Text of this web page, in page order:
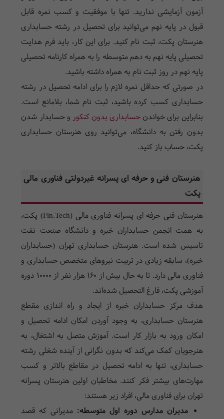
آزمون آزمایشی ندارید. تنها با موفقیت و کسب نمره قابل
قبول در پایه نهم می‌توانید برای تحصیل در رشته حسابداری
هنرستان پکت، ثبت نام کنید. برای این کار، باید فرم هدایت
تحصیلی پایه نهم به دهم متوسطه را به همراه کارنامه تحصیلی
پایه نهم در روز ثبت نام به همراه داشته باشید.
در صورتی که حداقل نمره لازم را برای ادامه تحصیل در رشته
حسابداری کسب کرده باشید، ثبت نام شما، بلامانع است.
بنابراین برای خواندن حسابداری بدون کنکور و حسابدار شدن
بدون رفتن به دانشگاه، می‌توانید روی هنرستان حسابداری
پکت، حساب باز کنید.
هنرستان فنی و حرفه ای پسرانه غیردولتی فناوری مالی
پکت
هنرستان فنی حرفه ای پسرانه فناوری مالی (Fin.Tech) پکت،
به همت انجمن حسابداران خبره و دانشگاه صنعت نفت
تاسیس شده است. هنرستان حسابداری تهران (حسابداران
خبره)، سابقه زیادی در تربیت نیروهای متخصص حسابداری و
فناوری مالی دارد. تا به حال بیش از ۱۶۰ هزار نفر از 10000 دوره
آموزشی پکت، فارغ التحصیل شده‌اند.
هدف مرکز حسابداران خبره از ایجاد و راه اندازی مقطع
هنرستان حسابداری، به وجود آوردن امکان ادامه تحصیل و
امکان ورود به بازار کار است. آموزش متصل به اشتغال، به
هنرجویان کمک می‌کند که بدون نگرانی از آینده شغلی رشته
حسابداری، تنها به ادامه تحصیل در مقاطع بالاتر و کسب
مهارت‌های بیشتر فکر کنند. مخاطبان اولین هنرستان پسرانه
تهران برای فناوری مالی، افراد زیر هستند:
مدیران مدارس دوره اول متوسطه: مدیرانی که قصد